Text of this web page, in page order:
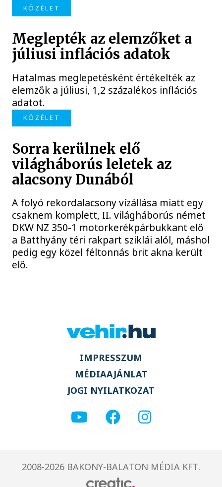
KÖZÉLET
Meglepték az elemzőket a
júliusi inflációs adatok
Hatalmas meglepetésként értékelték az
elemzők a júliusi, 1,2 százalékos inflációs
adatot.
KÖZÉLET
Sorra kerülnek elő
világháborús leletek az
alacsony Dunából
A folyó rekordalacsony vízállása miatt egy
csaknem komplett, II. világháborús német
DKW NZ 350-1 motorkerékpárbukkant elő
a Batthyány téri rakpart sziklái alól, máshol
pedig egy közel féltonnás brit akna került
elő.
IMPRESSZUM
MÉDIAAJÁNLAT
JOGI NYILATKOZAT
2008-2026 BAKONY-BALATON MÉDIA KFT.